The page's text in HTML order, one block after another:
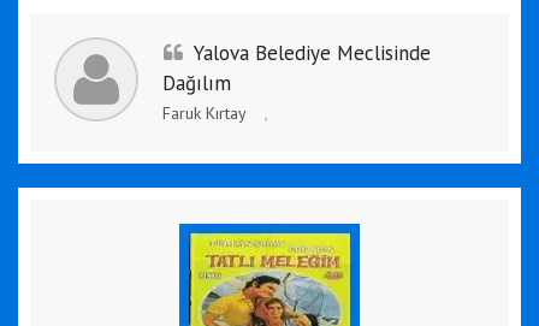
Yalova Belediye Meclisinde
Dağılım
Faruk Kırtay ,